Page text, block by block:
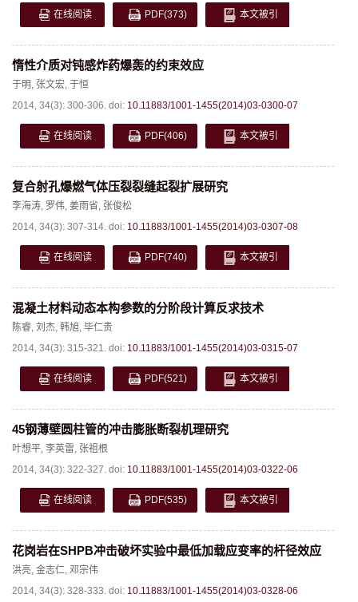
在线阅读 PDF(373) 本文被引
惰性介质对钝感炸药爆轰的约束效应
于明, 张文宏, 于恒
2014, 34(3): 300-306. doi: 10.11883/1001-1455(2014)03-0300-07
在线阅读 PDF(406) 本文被引
复合射孔爆燃气体压裂裂缝起裂扩展研究
李海涛, 罗伟, 姜雨省, 张俊松
2014, 34(3): 307-314. doi: 10.11883/1001-1455(2014)03-0307-08
在线阅读 PDF(740) 本文被引
混凝土材料动态本构参数的分阶段计算反求技术
陈睿, 刘杰, 韩旭, 毕仁贵
2014, 34(3): 315-321. doi: 10.11883/1001-1455(2014)03-0315-07
在线阅读 PDF(521) 本文被引
45钢薄壁圆柱管的冲击膨胀断裂机理研究
叶想平, 李英雷, 张祖根
2014, 34(3): 322-327. doi: 10.11883/1001-1455(2014)03-0322-06
在线阅读 PDF(535) 本文被引
花岗岩在SHPB冲击破坏实验中最低加载应变率的杆径效应
洪亮, 金志仁, 邓宗伟
2014, 34(3): 328-333. doi: 10.11883/1001-1455(2014)03-0328-06